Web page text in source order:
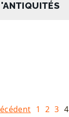
1 2 3 4